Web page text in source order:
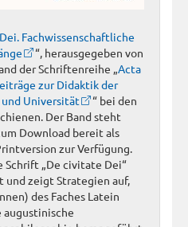
Fachwissenschaftliche
“, herausgegeben von
der Schriftenreihe „Acta
zur Didaktik der
und Universität
“ bei den
Der Band steht
Download bereit als
zur Verfügung.
„De civitate Dei“
und zeigt Strategien auf,
des Faches Latein
augustinische